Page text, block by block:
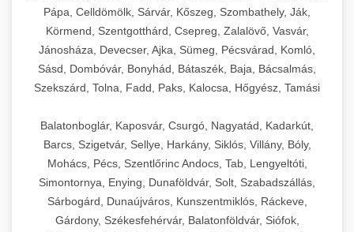
Pápa, Celldömölk, Sárvár, Kőszeg, Szombathely, Ják,
Körmend, Szentgotthárd, Csepreg, Zalalövő, Vasvár,
Jánosháza, Devecser, Ajka, Sümeg, Pécsvárad, Komló,
Sásd, Dombóvár, Bonyhád, Bátaszék, Baja, Bácsalmás,
Szekszárd, Tolna, Fadd, Paks, Kalocsa, Hőgyész, Tamási
Balatonboglár, Kaposvár, Csurgó, Nagyatád, Kadarkút,
Barcs, Szigetvár, Sellye, Harkány, Siklós, Villány, Bóly,
Mohács, Pécs, Szentlőrinc Andocs, Tab, Lengyeltóti,
Simontornya, Enying, Dunaföldvár, Solt, Szabadszállás,
Sárbogárd, Dunaújváros, Kunszentmiklós, Ráckeve,
Gárdony, Székesfehérvár, Balatonföldvár, Siófok,